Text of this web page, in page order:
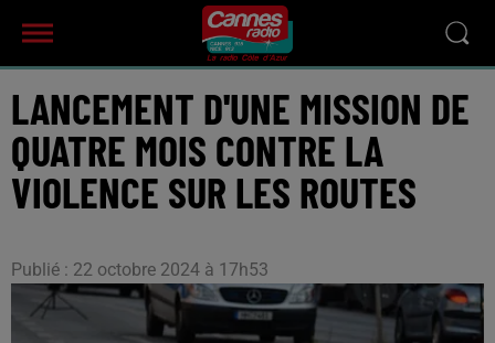
LANCEMENT D'UNE MISSION DE
QUATRE MOIS CONTRE LA
VIOLENCE SUR LES ROUTES
Publié : 22 octobre 2024 à 17h53